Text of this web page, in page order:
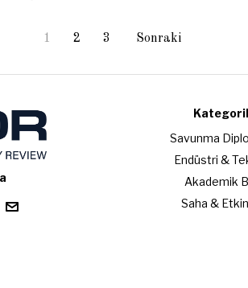
1 2 3 Sonraki
Savunma
Endüstri &
Akademik
Saha &